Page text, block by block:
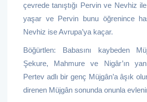
çevrede tanıştığı Pervin ve Nevhiz
yaşar ve Pervin bunu öğrenince
Nevhiz ise Avrupa’ya kaçar.
Böğürtlen: Babasını kaybeden
Şekure, Mahmure ve Nigâr’ın
Pertev adlı bir genç Müjgân’a âşık
direnen Müjgân sonunda onunla